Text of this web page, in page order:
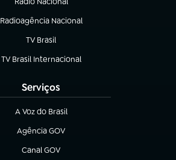
(abre em nova aba)
Radioagência Nacional
(abre em nova aba)
TV Brasil
(abre em nova aba)
TV Brasil Internacional
(abre em nova aba)
Serviços
A Voz do Brasil
(abre em nova aba)
Agência GOV
(abre em nova aba)
Canal GOV
(abre em nova aba)